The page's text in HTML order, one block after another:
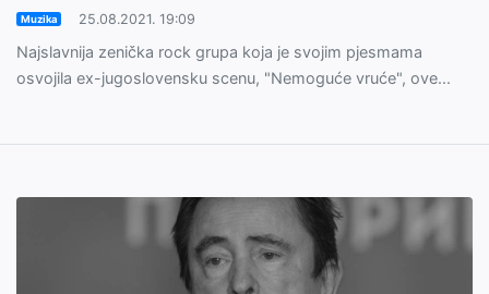
Muzika 25.08.2021. 19:09
Najslavnija zenička rock grupa koja je svojim pjesmama
osvojila ex-jugoslovensku scenu, "Nemoguće vruće", ove...